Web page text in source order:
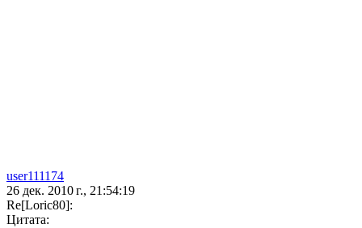
user111174
26 дек. 2010 г., 21:54:19
Re[Loric80]:
Цитата: